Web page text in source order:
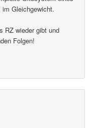
Gleichgewicht.
RZ wieder gibt und
Folgen!